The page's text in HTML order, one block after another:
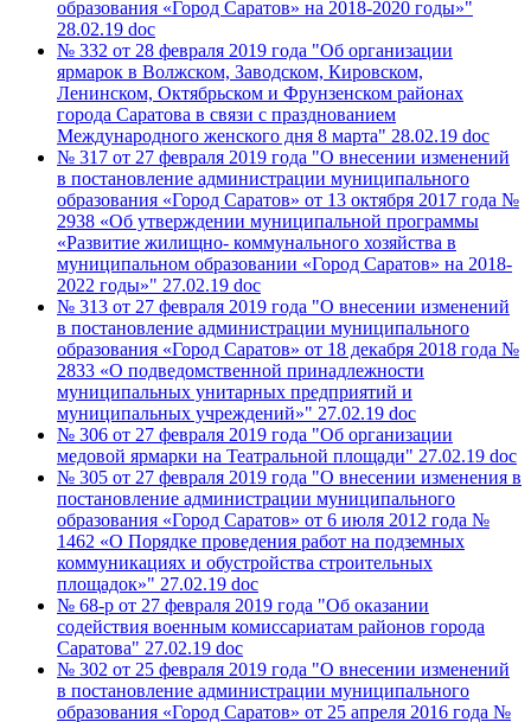
образования «Город Саратов» на 2018-2020 годы»"
28.02.19 doc
№ 332 от 28 февраля 2019 года "Об организации
ярмарок в Волжском, Заводском, Кировском,
Ленинском, Октябрьском и Фрунзенском районах
города Саратова в связи с празднованием
Международного женского дня 8 марта" 28.02.19 doc
№ 317 от 27 февраля 2019 года "О внесении изменений
в постановление администрации муниципального
образования «Город Саратов» от 13 октября 2017 года №
2938 «Об утверждении муниципальной программы
«Развитие жилищно- коммунального хозяйства в
муниципальном образовании «Город Саратов» на 2018-
2022 годы»" 27.02.19 doc
№ 313 от 27 февраля 2019 года "О внесении изменений
в постановление администрации муниципального
образования «Город Саратов» от 18 декабря 2018 года №
2833 «О подведомственной принадлежности
муниципальных унитарных предприятий и
муниципальных учреждений»" 27.02.19 doc
№ 306 от 27 февраля 2019 года "Об организации
медовой ярмарки на Театральной площади" 27.02.19 doc
№ 305 от 27 февраля 2019 года "О внесении изменения в
постановление администрации муниципального
образования «Город Саратов» от 6 июля 2012 года №
1462 «О Порядке проведения работ на подземных
коммуникациях и обустройства строительных
площадок»" 27.02.19 doc
№ 68-р от 27 февраля 2019 года "Об оказании
содействия военным комиссариатам районов города
Саратова" 27.02.19 doc
№ 302 от 25 февраля 2019 года "О внесении изменений
в постановление администрации муниципального
образования «Город Саратов» от 25 апреля 2016 года №